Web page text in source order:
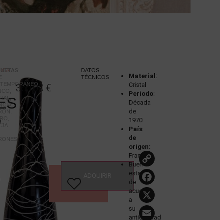
,
,
360,00 €
VER
ESTUDIO
DATOS
TÉCNICOS
Material :
Cristal
Período:
Década
de
1970
País
de
origen:
Francia
Buen
estado
de
acuerdo
a
su
antigüedad
Copy
Link
X
Email